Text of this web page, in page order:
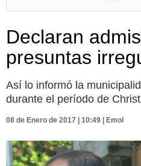
Declaran
presuntas
Así lo informó la
durante el período de
08 de Enero de 2017 | 10:49 | Emol